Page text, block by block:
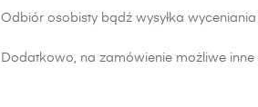
Odbiór osobisty bądź wysyłka
Dodatkowo, na zamówienie możliwe